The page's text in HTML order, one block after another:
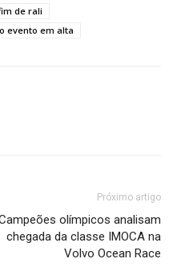
de rali
evento em alta
Próximo artigo
olímpicos analisam
chegada da classe IMOCA na
Volvo Ocean Race